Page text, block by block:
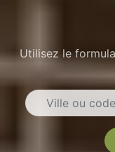
Utilisez le